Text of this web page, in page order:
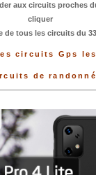
aux circuits proches
cliquer
de tous les circuits du 33
circuits Gps
de